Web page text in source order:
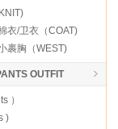
衣/卫衣（COAT)
裹胸（WEST)
OUTFIT
）
)